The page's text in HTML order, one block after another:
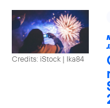
Credits: iStock | Ika84